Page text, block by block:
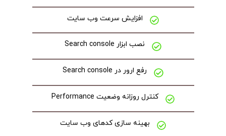
افزایش سرعت وب سایت
نصب ابزار Search console
رفع ارور در Search console
کنترل روزانه وضعیت Performance
بهینه سازی کدهای وب سایت